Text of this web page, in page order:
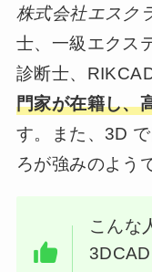
株式会社エスク
士、一級エクス
診断士、
門家が在籍し、
す。また、3D
ろが強みのよう
こんな